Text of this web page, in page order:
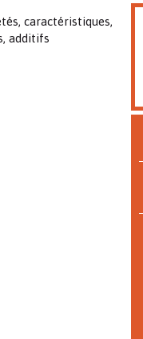
caractéristiques,
additifs